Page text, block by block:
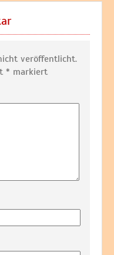
veröffentlicht.
* markiert